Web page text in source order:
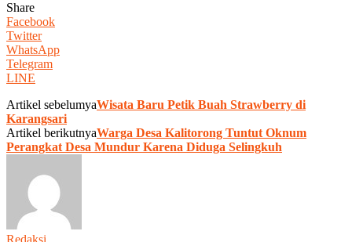
Share
Facebook
Twitter
WhatsApp
Telegram
LINE
Artikel sebelumyaWisata Baru Petik Buah Strawberry di
Karangsari
Artikel berikutnyaWarga Desa Kalitorong Tuntut Oknum
Perangkat Desa Mundur Karena Diduga Selingkuh